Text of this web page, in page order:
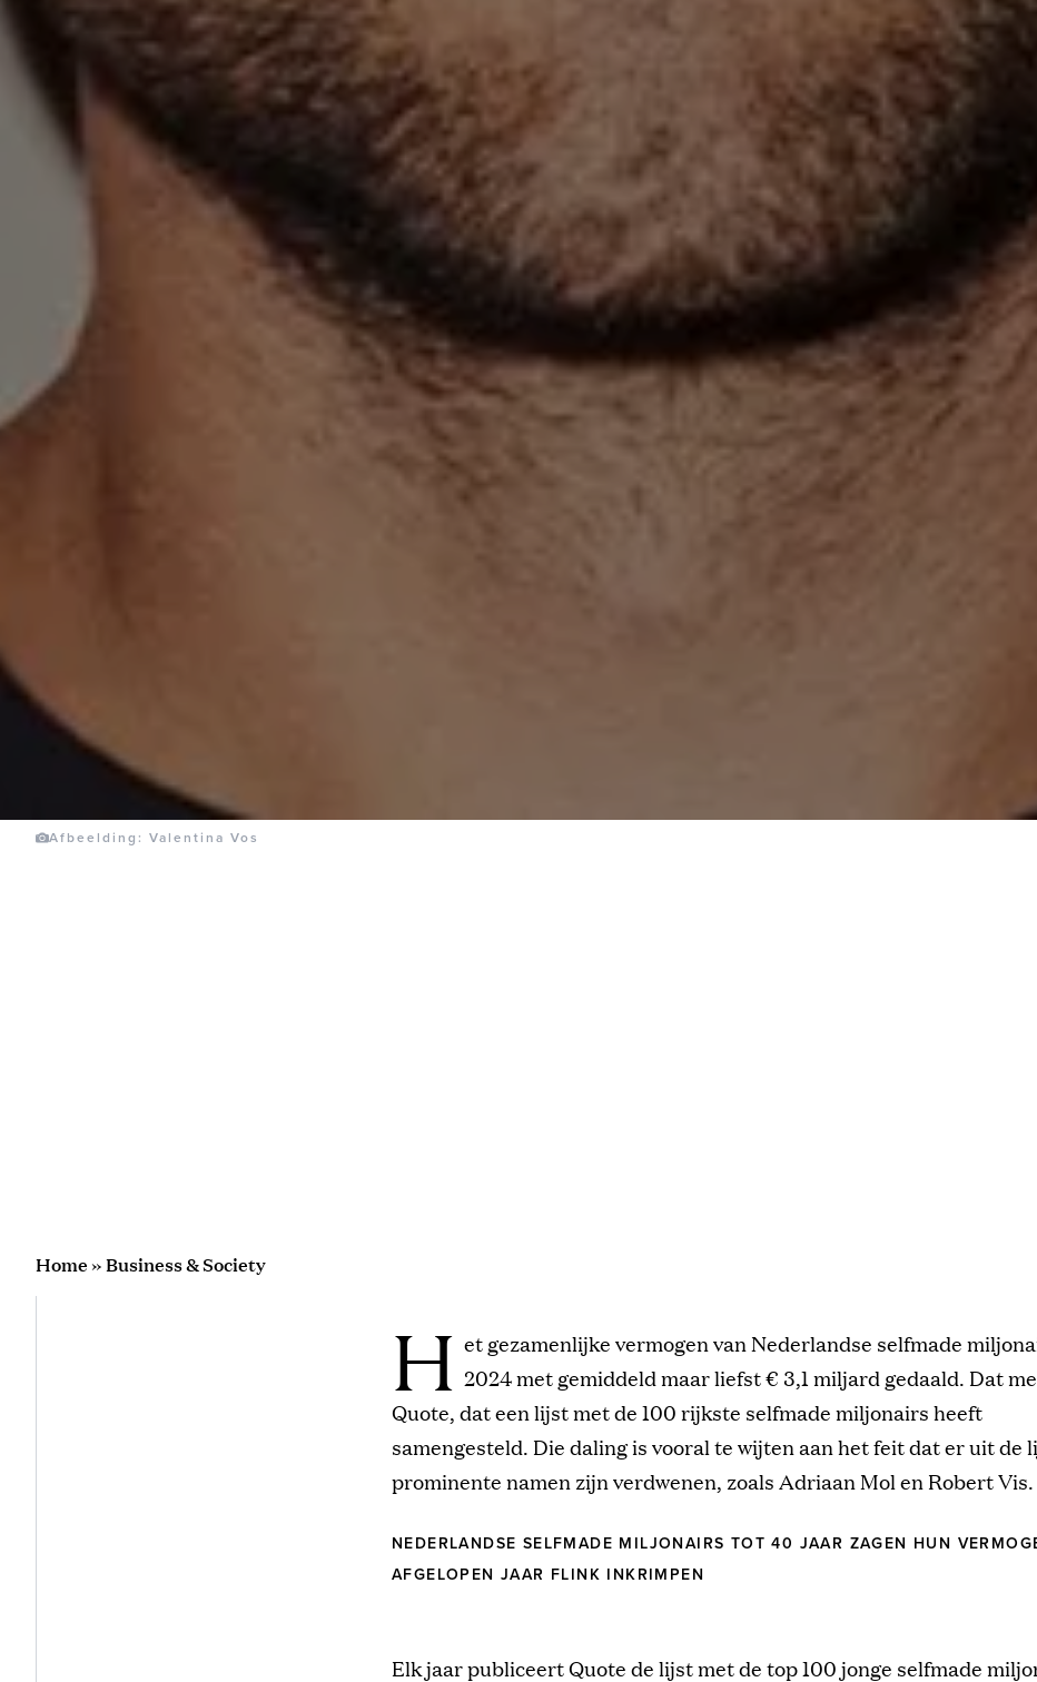
Afbeelding: Valentina Vos
Home»Business & Society
H et gezamenlijke vermogen van Nederlandse selfmade
2024 met gemiddeld maar liefst € 3,1 miljard gedaald. Dat
Quote, dat een lijst met de 100 rijkste selfmade miljonairs heeft
samengesteld. Die daling is vooral te wijten aan het feit dat er uit de
prominente namen zijn verdwenen, zoals Adriaan Mol en Robert Vis.
NEDERLANDSE SELFMADE MILJONAIRS TOT 40 JAAR ZAGEN HUN
AFGELOPEN JAAR FLINK INKRIMPEN
Elk jaar publiceert Quote de lijst met de top 100 jonge selfmade